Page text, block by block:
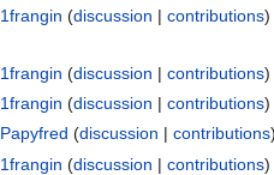
1frangin (discussion | contributions)
1frangin (discussion | contributions)
1frangin (discussion | contributions)
Papyfred (discussion | contributions)
1frangin (discussion | contributions)